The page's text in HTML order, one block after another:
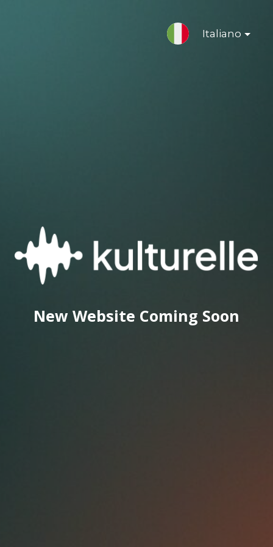
Italiano
New Website Coming Soon